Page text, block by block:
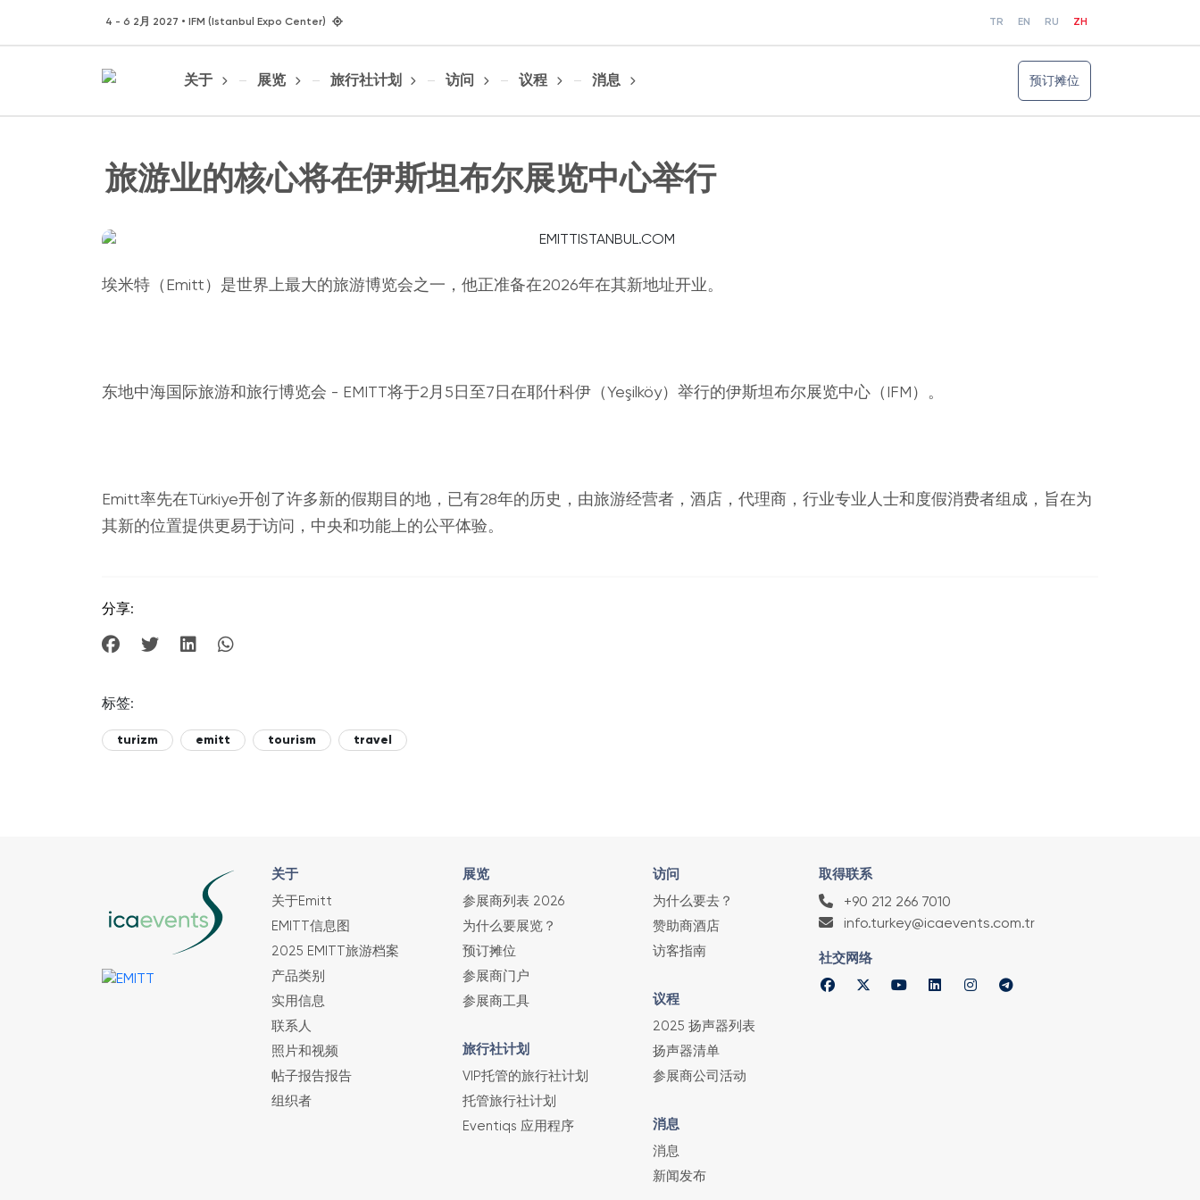
4 - 6 2月 2027 • IFM (Istanbul Expo Center) TR EN RU ZH
关于 展览 旅行社计划 访问 议程 消息 预订摊位
旅游业的核心将在伊斯坦布尔展览中心举行
埃米特（Emitt）是世界上最大的旅游博览会之一，他正准备在2026年在其新地址开业。
东地中海国际旅游和旅行博览会 - EMITT将于2月5日至7日在耶什科伊（Yeşilköy）举行的伊斯坦布尔展览中心（IFM）。
Emitt率先在Türkiye开创了许多新的假期目的地，已有28年的历史，由旅游经营者，酒店，代理商，行业专业人士和度假消费者组成，旨在为
其新的位置提供更易于访问，中央和功能上的公平体验。
分享:
标签:
turizm emitt tourism travel
关于
关于Emitt
EMITT信息图
2025 EMITT旅游档案
产品类别
实用信息
联系人
照片和视频
帖子报告报告
组织者
展览
参展商列表 2026
为什么要展览？
预订摊位
参展商门户
参展商工具
旅行社计划
VIP托管的旅行社计划
托管旅行社计划
Eventiqs 应用程序
访问
为什么要去？
赞助商酒店
访客指南
议程
2025 扬声器列表
扬声器清单
参展商公司活动
消息
消息
新闻发布
取得联系
+90 212 266 7010
info.turkey@icaevents.com.tr
社交网络